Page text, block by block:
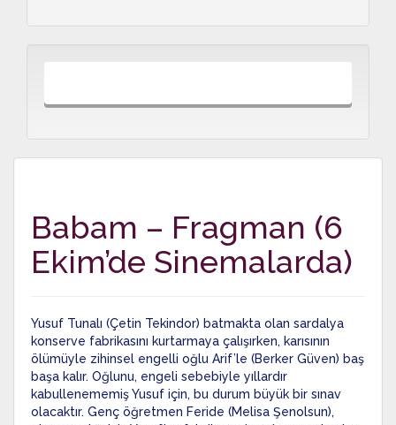
Babam – Fragman (6
Ekim’de Sinemalarda)
Yusuf Tunalı (Çetin Tekindor) batmakta olan sardalya
konserve fabrikasını kurtarmaya çalışırken, karısının
ölümüyle zihinsel engelli oğlu Arif’le (Berker Güven) baş
başa kalır. Oğlunu, engeli sebebiyle yıllardır
kabullenememiş Yusuf için, bu durum büyük bir sınav
olacaktır. Genç öğretmen Feride (Melisa Şenolsun),